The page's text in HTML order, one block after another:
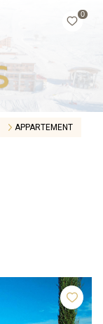
0
APPARTEMENT